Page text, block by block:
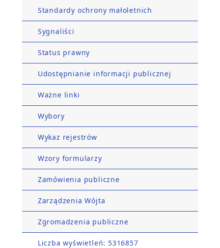
Standardy ochrony małoletnich
Sygnaliści
Status prawny
Udostępnianie informacji publicznej
Ważne linki
Wybory
Wykaz rejestrów
Wzory formularzy
Zamówienia publiczne
Zarządzenia Wójta
Zgromadzenia publiczne
Liczba wyświetleń: 5316857